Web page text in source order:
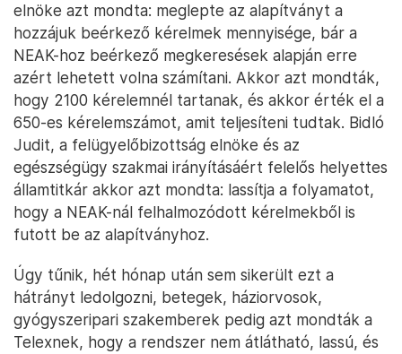
elnöke azt mondta: meglepte az alapítványt a
hozzájuk beérkező kérelmek mennyisége, bár a
NEAK-hoz beérkező megkeresések alapján erre
azért lehetett volna számítani. Akkor azt mondták,
hogy 2100 kérelemnél tartanak, és akkor érték el a
650-es kérelemszámot, amit teljesíteni tudtak. Bidló
Judit, a felügyelőbizottság elnöke és az
egészségügy szakmai irányításáért felelős helyettes
államtitkár akkor azt mondta: lassítja a folyamatot,
hogy a NEAK-nál felhalmozódott kérelmekből is
futott be az alapítványhoz.
Úgy tűnik, hét hónap után sem sikerült ezt a
hátrányt ledolgozni, betegek, háziorvosok,
gyógyszeripari szakemberek pedig azt mondták a
Telexnek, hogy a rendszer nem átlátható, lassú, és